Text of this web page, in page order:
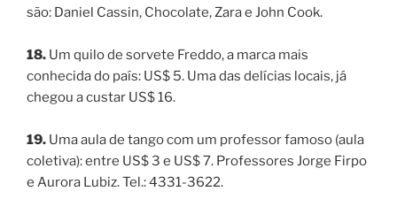
são: Daniel Cassin, Chocolate, Zara e John Cook.
18. Um quilo de sorvete Freddo, a marca mais
conhecida do país: US$ 5. Uma das delícias locais, já
chegou a custar US$ 16.
19. Uma aula de tango com um professor famoso (aula
coletiva): entre US$ 3 e US$ 7. Professores Jorge Firpo
e Aurora Lubiz. Tel.: 4331-3622.